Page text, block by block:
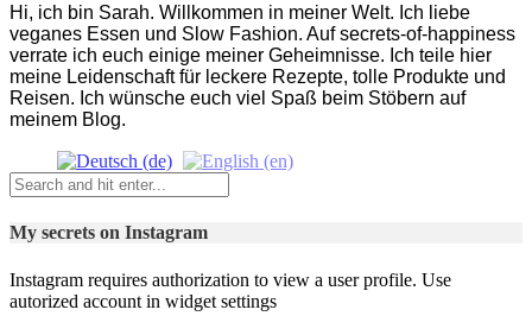
Hi, ich bin Sarah. Willkommen in meiner Welt. Ich liebe
veganes Essen und Slow Fashion. Auf secrets-of-happiness
verrate ich euch einige meiner Geheimnisse. Ich teile hier
meine Leidenschaft für leckere Rezepte, tolle Produkte und
Reisen. Ich wünsche euch viel Spaß beim Stöbern auf
meinem Blog.
My secrets on Instagram
Instagram requires authorization to view a user profile. Use
autorized account in widget settings